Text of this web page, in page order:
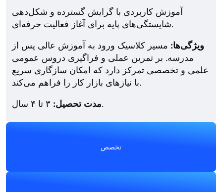
آموزش کاربردی با گرایش گسترده و شکل‌دهی
شایستگی‌های پایه برای آغاز فعالیت حرفه‌ای.
ویژگی‌ها: مسیر کلاسیک ورود به آموزش عالی پس از
مدرسه. بر تمرین عملی و فراگیری دروس عمومی
علمی و تخصصی تمرکز دارد که امکان سازگاری سریع
با نیازهای بازار کار را فراهم می‌کند.
مدت تحصیل:۳ تا ۴ سال.
تخصص